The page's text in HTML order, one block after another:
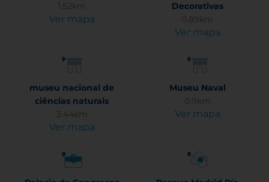
1.52km
Ver mapa
Decorativas
0.89km
Ver mapa
museu nacional de
ciências naturais
3.44km
Ver mapa
Museu Naval
0.9km
Ver mapa